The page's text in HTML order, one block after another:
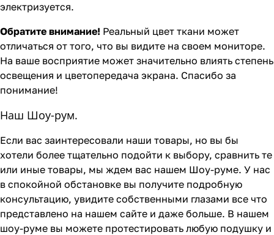
электризуется.
Обратите внимание! Реальный цвет ткани может
отличаться от того, что вы видите на своем мониторе.
На ваше восприятие может значительно влиять степень
освещения и цветопередача экрана. Спасибо за
понимание!
Наш Шоу-рум.
Если вас заинтересовали наши товары, но вы бы
хотели более тщательно подойти к выбору, сравнить те
или иные товары, мы ждем вас нашем Шоу-руме. У нас
в спокойной обстановке вы получите подробную
консультацию, увидите собственными глазами все что
представлено на нашем сайте и даже больше. В нашем
шоу-руме вы можете протестировать любую подушку и